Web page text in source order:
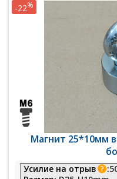
Магнит 25*10мм
Усилие на отрыв :
-22%